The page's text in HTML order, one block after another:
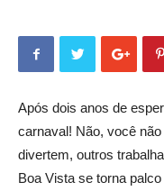
Após dois anos de
carnaval! Não, você
divertem, outros
Boa Vista se torna